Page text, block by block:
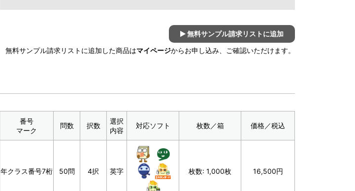
無料サンプル請求リストに追加
無料サンプル請求リストに追加した商品はマイページからお申し込み、ご確認いただけます。
番号
マーク
問数 択数
選択
内容
対応ソフト 枚数／箱 価格／税込
年クラス番号7桁 50問 4択 英字 枚数: 1,000枚 16,500円